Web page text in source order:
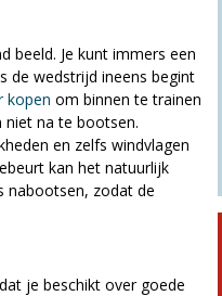
beeld. Je kunt immers een
de wedstrijd ineens begint
kopen om binnen te trainen
niet na te bootsen.
en zelfs windvlagen
kan het natuurlijk
nabootsen, zodat de
je beschikt over goede